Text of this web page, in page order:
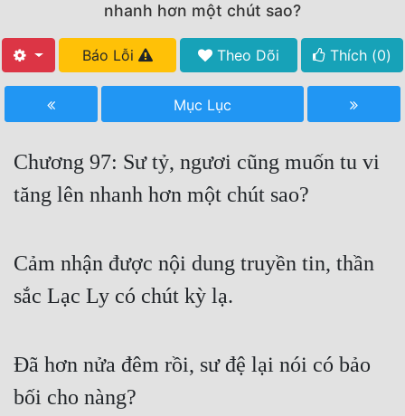
Free
Truyện Dịch
Truyện Nhập Môn
Xa Lộ Dịch
Cạnh Kỹ
nhanh hơn một chút sao?
Báo Lỗi Theo Dõi Thích (0)
Mục Lục
Chương 97: Sư tỷ, ngươi cũng muốn tu vi
tăng lên nhanh hơn một chút sao?
Cảm nhận được nội dung truyền tin, thần
sắc Lạc Ly có chút kỳ lạ.
Đã hơn nửa đêm rồi, sư đệ lại nói có bảo
bối cho nàng?